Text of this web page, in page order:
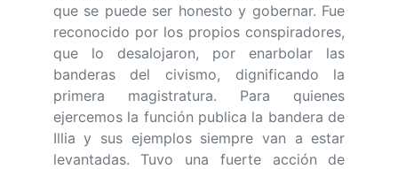
que se puede ser honesto y gobernar. Fue
reconocido por los propios conspiradores,
que lo desalojaron, por enarbolar las
banderas del civismo, dignificando la
primera magistratura. Para quienes
ejercemos la función publica la bandera de
Illia y sus ejemplos siempre van a estar
levantadas. Tuvo una fuerte acción de